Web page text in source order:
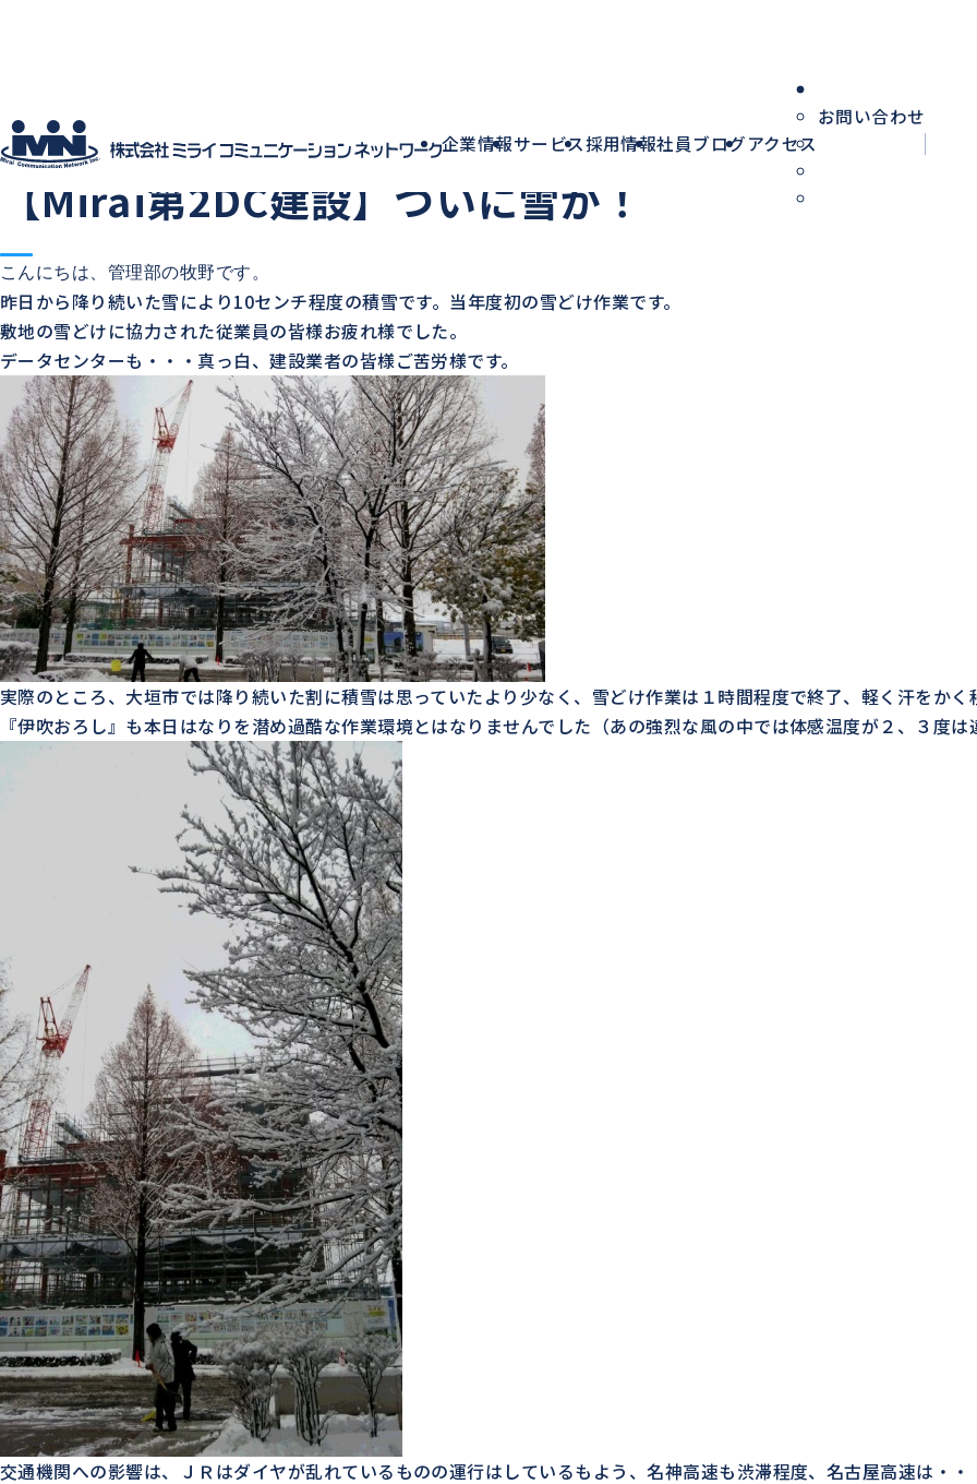
企業情報サービス採用情報社員ブログアクセス
お問い合わせ
社員ブログ
2014.12.18 中の人の日常建物・設備
【Mirai第2DC建設】ついに雪が！
こんにちは、管理部の牧野です。
昨日から降り続いた雪により10センチ程度の積雪です。当年度初の雪どけ作業です。
敷地の雪どけに協力された従業員の皆様お疲れ様でした。
データセンターも・・・真っ白、建設業者の皆様ご苦労様です。
実際のところ、大垣市では降り続いた割に積雪は思っていたより少なく、雪どけ作業は１時間程度で終了、軽く汗をか
『伊吹おろし』も本日はなりを潜め過酷な作業環境とはなりませんでした（あの強烈な風の中では体感温度が２、３度は
交通機関への影響は、ＪＲはダイヤが乱れているものの運行はしているもよう、名神高速も渋滞程度、名古屋高速は・